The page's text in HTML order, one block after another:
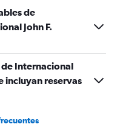
de
John F.
de Internacional
incluyan reservas